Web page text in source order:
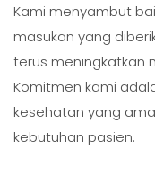
Kami menyambut
masukan yang
terus meningkatkan
Komitmen kami
kesehatan yang
kebutuhan pasien.